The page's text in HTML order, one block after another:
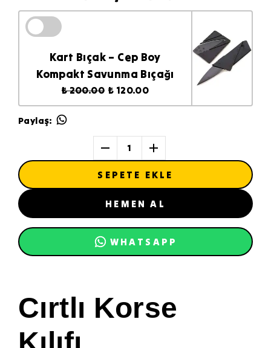
Kart Bıçak – Cep Boy
Kompakt Savunma Bıçağı
₺ 200.00 ₺ 120.00
Paylaş:
1
SEPETE EKLE
HEMEN AL
WHATSAPP
Cırtlı Korse